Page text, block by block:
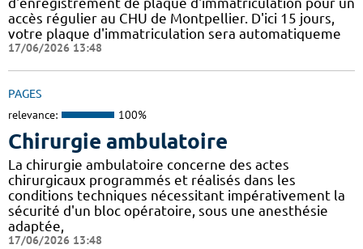
accès régulier au CHU de Montpellier. D'ici 15 jours,
votre plaque d'immatriculation sera automatiqueme
17/06/2026 13:48
PAGES
relevance: 100%
Chirurgie ambulatoire
La chirurgie ambulatoire concerne des actes
chirurgicaux programmés et réalisés dans les
conditions techniques nécessitant impérativement la
sécurité d'un bloc opératoire, sous une anesthésie
adaptée,
17/06/2026 13:48